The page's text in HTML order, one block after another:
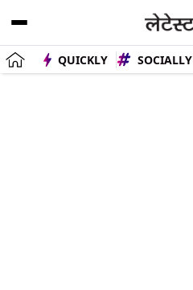
QUICKLY SOCIALLY